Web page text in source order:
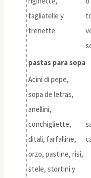
tagliatelle y
trenette
pastas para sopa
Acini di pepe,
sopa de letras,
anellini,
conchigliette,
ditali, farfalline,
orzo, pastine, risi,
stele, stortini y